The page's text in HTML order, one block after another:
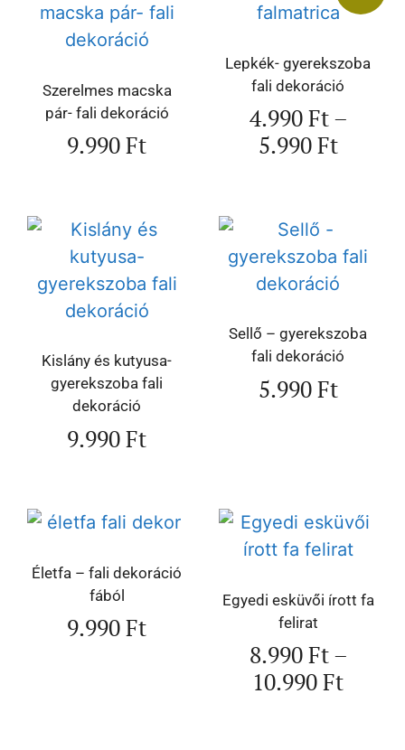
Szerelmes macska
pár- fali dekoráció
9.990Ft
Lepkék- gyerekszoba
fali dekoráció
4.990Ft–
5.990Ft
Kislány és kutyusa-
gyerekszoba fali
dekoráció
9.990Ft
Sellő – gyerekszoba
fali dekoráció
5.990Ft
Életfa – fali dekoráció
fából
9.990Ft
Egyedi esküvői írott fa
felirat
8.990Ft–
10.990Ft